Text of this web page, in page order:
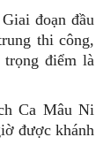
đoạn đầu
thi công,
trọng điểm là
Ca Mâu Ni
được khánh